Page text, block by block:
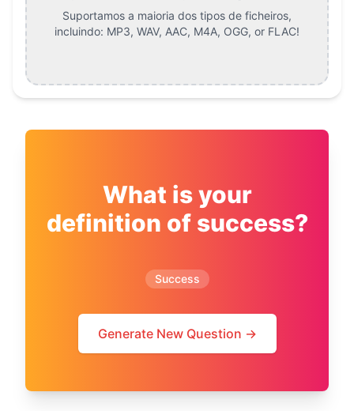
Suportamos a maioria dos tipos de ficheiros,
incluindo: MP3, WAV, AAC, M4A, OGG, or FLAC!
What is your
definition of success?
Success
Generate New Question →